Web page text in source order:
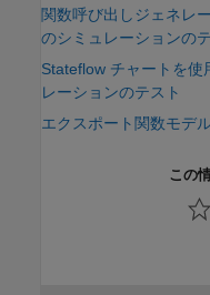
関数呼び出しジェネレ
のシミュレーションの
Stateflow チャートを使
レーションのテスト
エクスポート関数モデ
この